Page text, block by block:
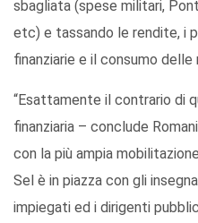
sbagliata (spese militari,
etc) e tassando le rendite, i
finanziarie e il consumo delle
“Esattamente il contrario di
finanziaria – conclude
con la più ampia
Sel è in piazza con gli
impiegati ed i dirigenti